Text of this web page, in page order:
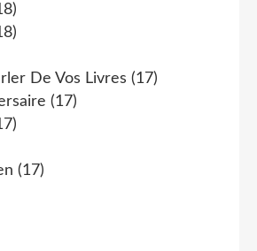
De Vos Livres (17)
(17)
(17)